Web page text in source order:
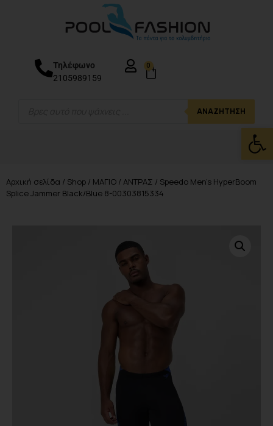
ΑΝΑΖΉΤΗΣΗ
Τηλέφωνο
2105989159
0
Αρχική σελίδα / Shop / ΜΑΓΙΟ / ΑΝΤΡΑΣ / Speedo Men’s HyperBoom
Splice Jammer Black/Blue 8-00303815334